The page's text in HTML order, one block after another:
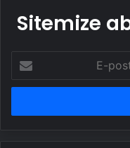
Sitemize
posta
adresinizi